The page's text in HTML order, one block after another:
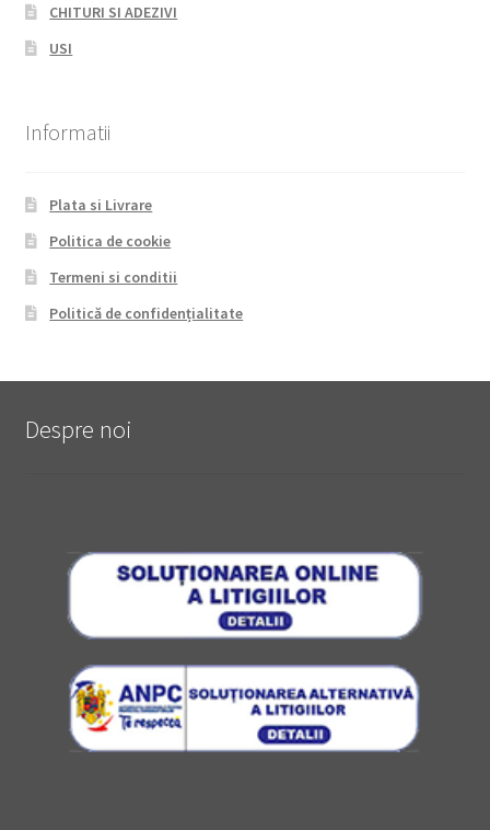
CHITURI SI ADEZIVI
USI
Informatii
Plata si Livrare
Politica de cookie
Termeni si conditii
Politică de confidențialitate
Despre noi